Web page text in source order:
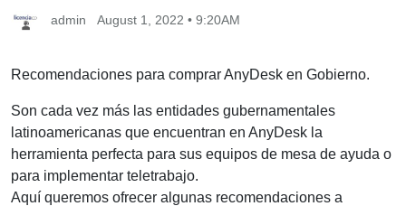
admin August 1, 2022 • 9:20AM
Recomendaciones para comprar AnyDesk en Gobierno.
Son cada vez más las entidades gubernamentales
latinoamericanas que encuentran en AnyDesk la
herramienta perfecta para sus equipos de mesa de ayuda o
para implementar teletrabajo.
Aquí queremos ofrecer algunas recomendaciones a